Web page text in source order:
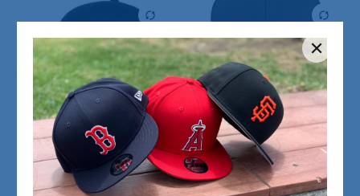
Gorra Nueva FLEXFIT FOX
gorra curva cerrada
459.00
Gorra Nueva FLEXFIT FOX
gorra curva cerrada
$459.00